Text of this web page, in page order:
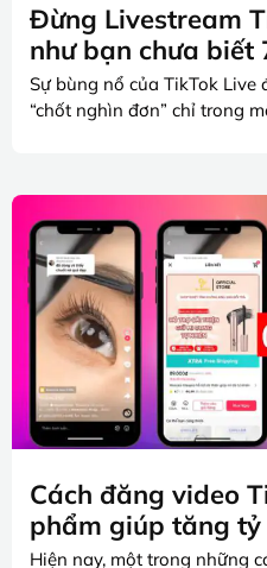
Đừng Livestream
như bạn chưa biết
Sự bùng nổ của TikTok
“chốt nghìn đơn” chỉ trong
Cách đăng video
phẩm giúp tăng tỷ
Hiện nay, một trong những